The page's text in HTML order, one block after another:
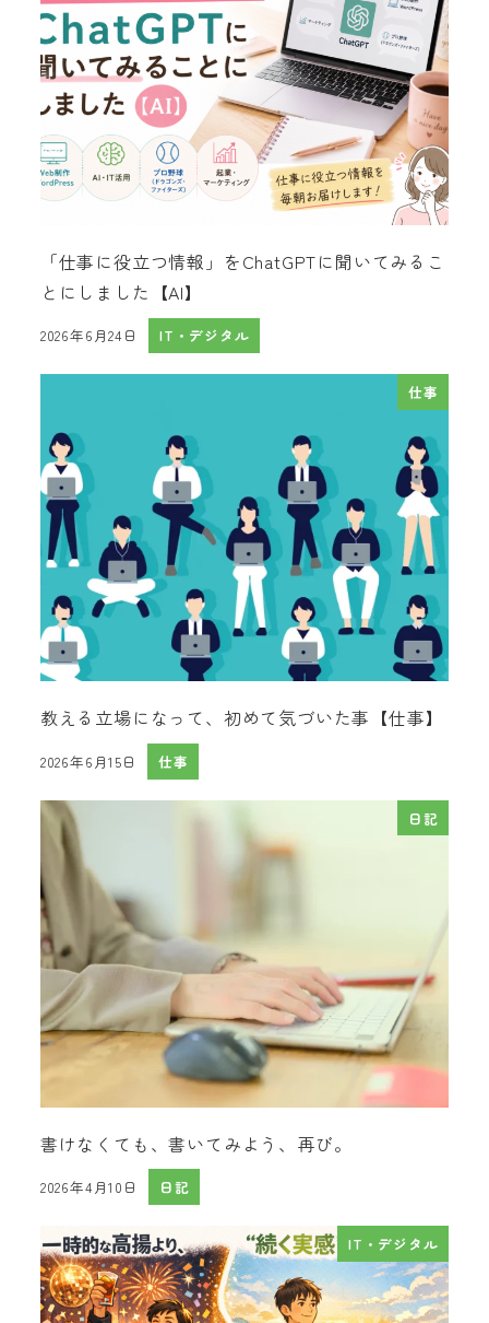
「仕事に役立つ情報」をChatGPTに聞いてみるこ
とにしました【AI】
投稿日
2026年6月24日 IT・デジタル
仕事
教える立場になって、初めて気づいた事【仕事】
投稿日
2026年6月15日 仕事
日記
書けなくても、書いてみよう、再び。
投稿日
2026年4月10日 日記
IT・デジタル